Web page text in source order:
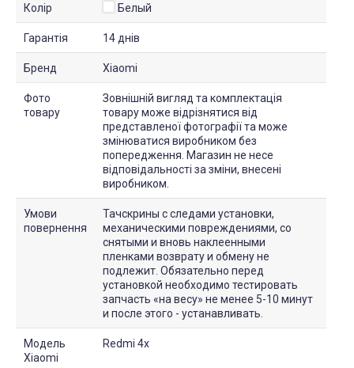
Колір Белый
Гарантія 14 днів
Бренд Xiaomi
Фото
товару
Зовнішній вигляд та комплектація
товару може відрізнятися від
представленої фотографії та може
змінюватися виробником без
попередження. Магазин не несе
відповідальності за зміни, внесені
виробником.
Умови
повернення
Тачскрины с следами установки,
механическими повреждениями, со
снятыми и вновь наклеенными
пленками возврату и обмену не
подлежит. Обязательно перед
установкой необходимо тестировать
запчасть «на весу» не менее 5-10 минут
и после этого - устанавливать.
Модель
Xiaomi
Redmi 4x